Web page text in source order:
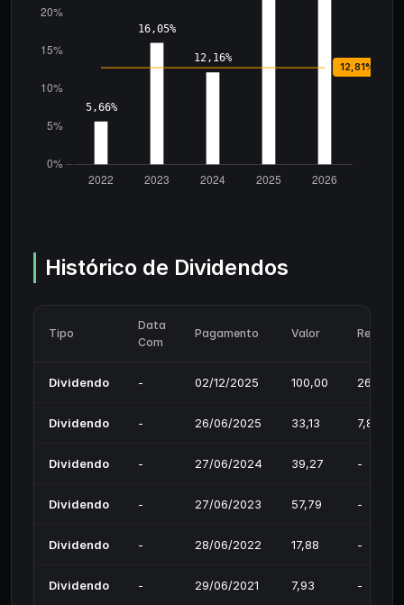
Histórico de Dividendos
Tipo
Data
Com
Pagamento Valor
Dividendo - 02/12/2025 100,00 26,67%
Dividendo - 26/06/2025 33,13 7,89%
Dividendo - 27/06/2024 39,27 -
Dividendo - 27/06/2023 57,79 -
Dividendo - 28/06/2022 17,88 -
Dividendo - 29/06/2021 7,93 -